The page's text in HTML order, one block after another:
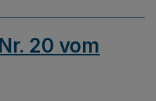
20 vom